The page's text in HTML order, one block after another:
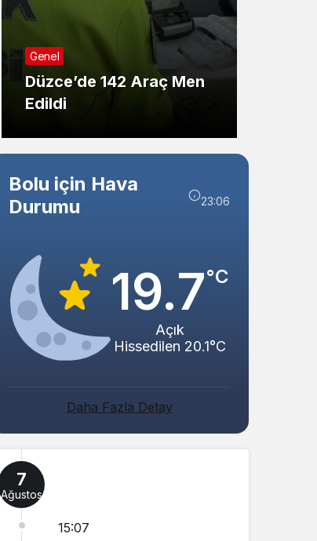
Sistem modunu seçin.
Genel
Düzce’de 142 Araç Men
Edildi
Bolu için Hava
Durumu
23:06
19.7°C
Açık
Hissedilen 20.1°C
Daha Fazla Detay
7
Ağustos
15:07